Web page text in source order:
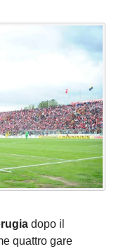
dopo il
quattro gare